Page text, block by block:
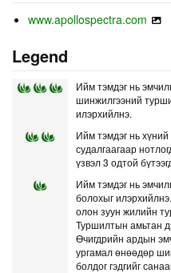
www.apollospectra.com
Legend
Ийм тэмдэг нь
шинжилгээний
илэрхийлнэ.
Ийм тэмдэг нь
судалгаагаар
үзвэл 3 одтой
Ийм тэмдэг нь
болохыг
олон зуун жилийн
Туршилтын амьтан
Өчигдрийн ардын
ургамал өнөөдөр
болдог гэдгийг